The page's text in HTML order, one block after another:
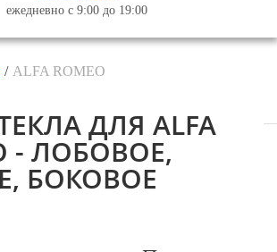
ежедневно с 9:00 до 19:00
ALFA ROMEO
ДЛЯ ALFA
- ЛОБОВОЕ,
БОКОВОЕ